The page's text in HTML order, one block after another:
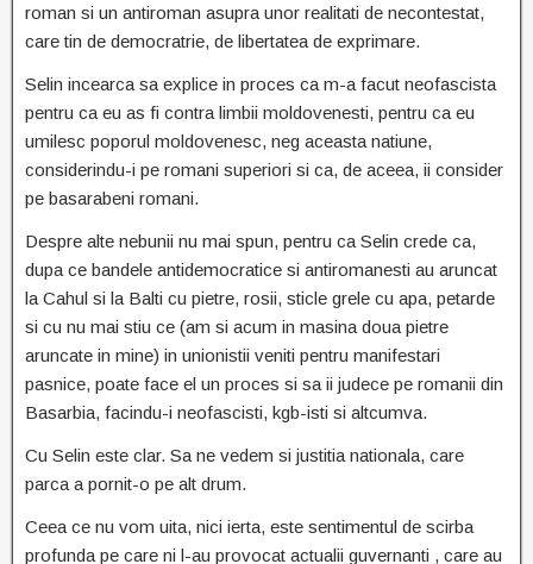
roman si un antiroman asupra unor realitati de necontestat,
care tin de democratrie, de libertatea de exprimare.
Selin incearca sa explice in proces ca m-a facut neofascista
pentru ca eu as fi contra limbii moldovenesti, pentru ca eu
umilesc poporul moldovenesc, neg aceasta natiune,
considerindu-i pe romani superiori si ca, de aceea, ii consider
pe basarabeni romani.
Despre alte nebunii nu mai spun, pentru ca Selin crede ca,
dupa ce bandele antidemocratice si antiromanesti au aruncat
la Cahul si la Balti cu pietre, rosii, sticle grele cu apa, petarde
si cu nu mai stiu ce (am si acum in masina doua pietre
aruncate in mine) in unionistii veniti pentru manifestari
pasnice, poate face el un proces si sa ii judece pe romanii din
Basarbia, facindu-i neofascisti, kgb-isti si altcumva.
Cu Selin este clar. Sa ne vedem si justitia nationala, care
parca a pornit-o pe alt drum.
Ceea ce nu vom uita, nici ierta, este sentimentul de scirba
profunda pe care ni l-au provocat actualii guvernanti , care au